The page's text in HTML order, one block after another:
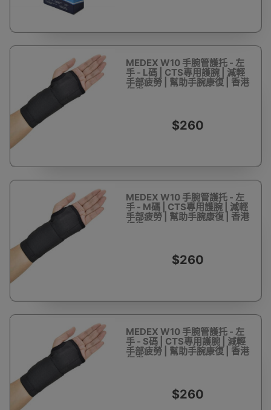
MEDEX W10 手腕管護托 - 左
手 - L碼 | CTS專用護腕 | 減輕
手部疲勞 | 幫助手腕康復 | 香港
行貨
$260
MEDEX W10 手腕管護托 - 左
手 - M碼 | CTS專用護腕 | 減輕
手部疲勞 | 幫助手腕康復 | 香港
行貨
$260
MEDEX W10 手腕管護托 - 左
手 - S碼 | CTS專用護腕 | 減輕
手部疲勞 | 幫助手腕康復 | 香港
行貨
$260